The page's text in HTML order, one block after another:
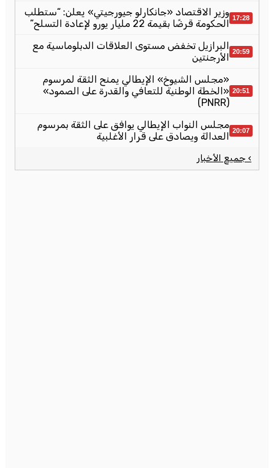
17:28 وزير الاقتصاد «جانكارلو جيورجيتي» يعلن: “ستطلب
الحكومة قرضًا بقيمة 22 مليار يورو لإعادة التسلح”
20:59 البرازيل تخفض مستوى العلاقات الدبلوماسية مع
الأرجنتين
20:51
«مجلس الشيوخ» الإيطالي يمنح الثقة لمرسوم
«الخطة الوطنية للتعافي والقدرة على الصمود»
(PNRR)
20:07 مجلس النواب الإيطالي يوافق على الثقة بمرسوم
العدالة ويصادق على قرار الأغلبية
› جميع الأخبار